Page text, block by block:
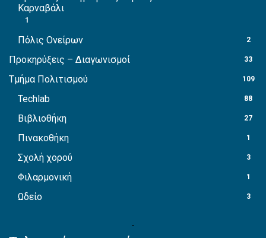
Καρναβάλι
1
Πόλις Ονείρων 2
Προκηρύξεις – Διαγωνισμοί 33
Τμήμα Πολιτισμού 109
Techlab 88
Βιβλιοθήκη 27
Πινακοθήκη 1
Σχολή χορού 3
Φιλαρμονική 1
Ωδείο 3